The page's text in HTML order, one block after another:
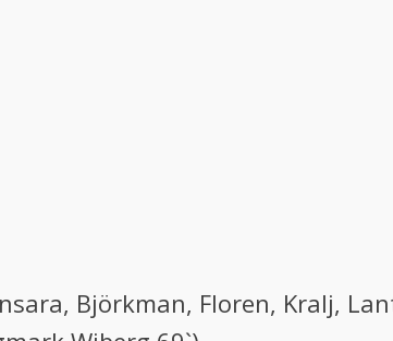
Björkman, Floren, Kralj,